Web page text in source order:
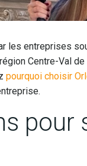
les entreprises
Centre-Val
pourquoi choisir
pour